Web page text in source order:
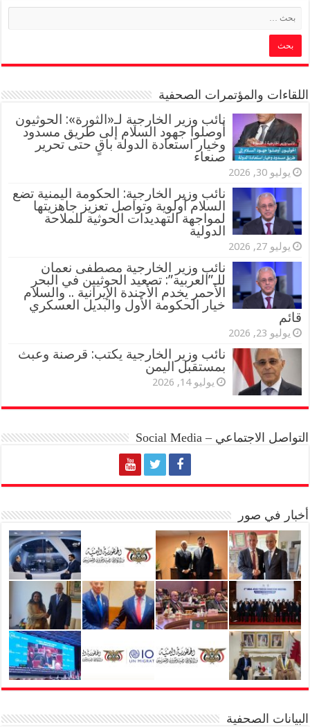
اللقاءات والمؤتمرات الصحفية
‏نائب وزير الخارجية لـ«الثورة»: الحوثيون
أوصلوا جهود السلام إلى طريق مسدود
وخيار استعادة الدولة باقٍ حتى تحرير
صنعاء
يوليو 30, 2026
نائب وزير الخارجية: الحكومة اليمنية تضع
السلام أولوية وتواصل تعزيز جاهزيتها
لمواجهة التهديدات الحوثية للملاحة
الدولية
يوليو 27, 2026
نائب وزير الخارجية مصطفى نعمان
للـ”العربية”: تصعيد الحوثيين في البحر
الأحمر يخدم الأجندة الإيرانية .. والسلام
خيار الحكومة الأول والبديل العسكري
قائم
يوليو 23, 2026
نائب وزير الخارجية يكتب: قرصنة وعبث
بمستقبل اليمن
يوليو 14, 2026
التواصل الاجتماعي – Social Media
أخبار في صور
البيانات الصحفية